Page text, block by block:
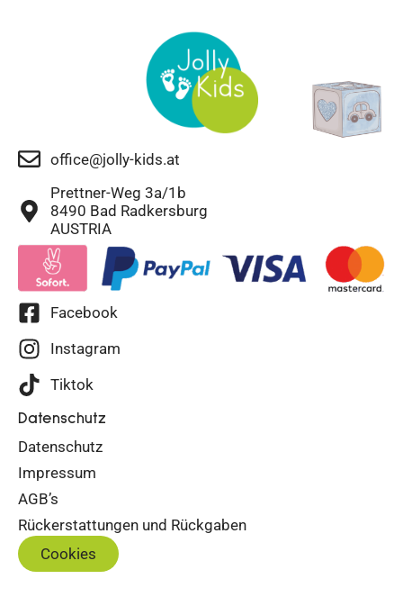
office@jolly-kids.at
Prettner-Weg 3a/1b
8490 Bad Radkersburg
AUSTRIA
Facebook
Instagram
Tiktok
Datenschutz
Datenschutz
Impressum
AGB’s
Rückerstattungen und Rückgaben
Cookies